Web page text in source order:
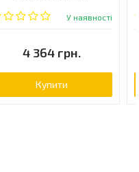
У наявності
4 364 грн.
Купити